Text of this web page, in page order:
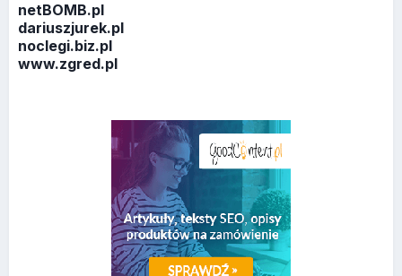
netBOMB.pl
dariuszjurek.pl
noclegi.biz.pl
www.zgred.pl